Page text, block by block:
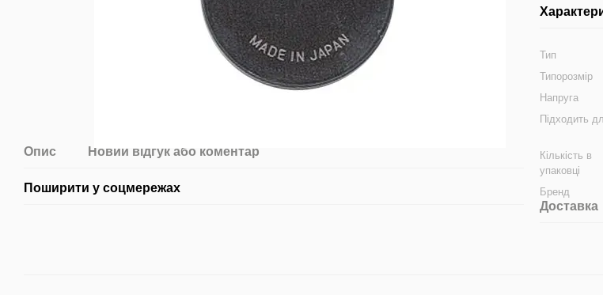
Опис Новий відгук або коментар
Поширити у соцмережах
Тип
Типорозмір
Напруга
Підходить
Кількість в
упаковці
Бренд
Доставка